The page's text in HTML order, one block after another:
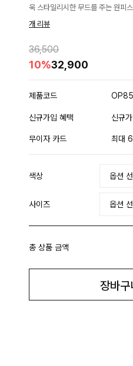
욱 스타일리시한 무드를 주는 원피
개 리뷰
36,500
10%32,900
제품코드
신규가입 혜택 신규
무이자 카드 최대
색상
사이즈
총 상품 금액
장바구